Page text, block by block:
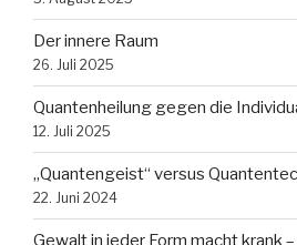
Der innere Raum
26. Juli 2025
Quantenheilung gegen die
12. Juli 2025
„Quantengeist“ versus
22. Juni 2024
Gewalt in jeder Form macht krank